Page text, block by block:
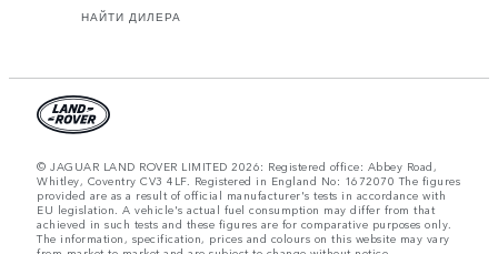
НАЙТИ ДИЛЕРА
© JAGUAR LAND ROVER LIMITED 2026: Registered office: Abbey Road,
Whitley, Coventry CV3 4LF. Registered in England No: 1672070 The figures
provided are as a result of official manufacturer's tests in accordance with
EU legislation. A vehicle's actual fuel consumption may differ from that
achieved in such tests and these figures are for comparative purposes only.
The information, specification, prices and colours on this website may vary